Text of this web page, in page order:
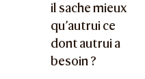
il sache mieux
qu’autrui ce
dont autrui a
besoin ?